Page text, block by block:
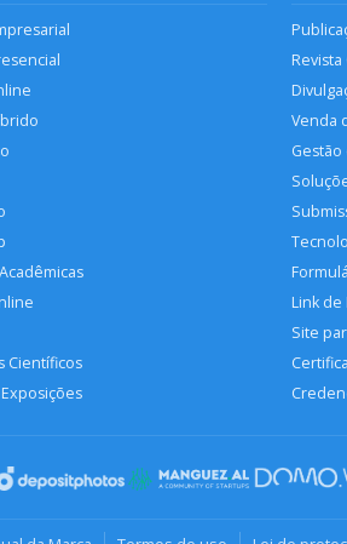
Científicos
Venda
Link
Site